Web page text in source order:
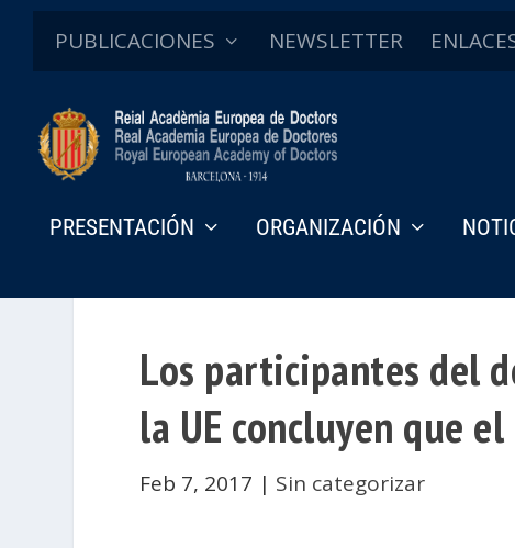
PUBLICACIONES NEWSLETTER
PRESENTACIÓN ORGANIZACIÓN
Los participantes del
la UE concluyen que
Feb 7, 2017 | Sin categorizar